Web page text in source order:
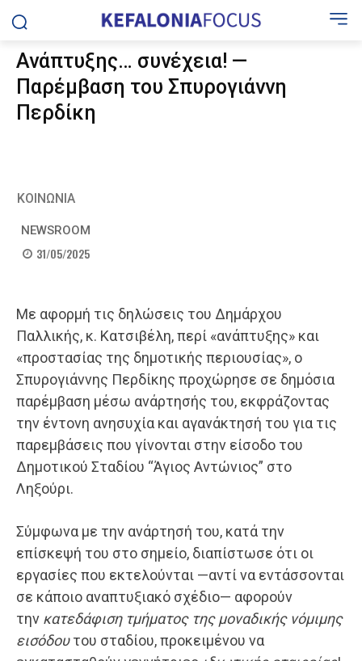
Ανάπτυξης… συνέχεια! —
Παρέμβαση του Σπυρογιάννη
Περδίκη
ΚΟΙΝΩΝΙΑ
NEWSROOM
31/05/2025
Με αφορμή τις δηλώσεις του Δημάρχου
Παλλικής, κ. Κατσιβέλη, περί «ανάπτυξης» και
«προστασίας της δημοτικής περιουσίας», ο
Σπυρογιάννης Περδίκης προχώρησε σε δημόσια
παρέμβαση μέσω ανάρτησής του, εκφράζοντας
την έντονη ανησυχία και αγανάκτησή του για τις
παρεμβάσεις που γίνονται στην είσοδο του
Δημοτικού Σταδίου “Άγιος Αντώνιος” στο
Ληξούρι.
Σύμφωνα με την ανάρτησή του, κατά την
επίσκεψή του στο σημείο, διαπίστωσε ότι οι
εργασίες που εκτελούνται —αντί να εντάσσονται
σε κάποιο αναπτυξιακό σχέδιο— αφορούν
την κατεδάφιση τμήματος της μοναδικής νόμιμης
εισόδουτου σταδίου, προκειμένου να